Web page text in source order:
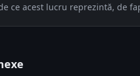
ce acest lucru reprezintă, de